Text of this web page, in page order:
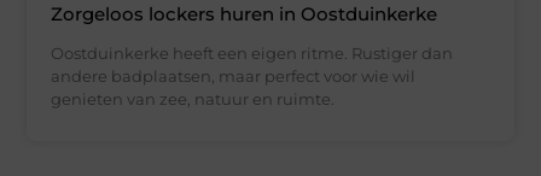
Zorgeloos lockers huren in Oostduinkerke
Oostduinkerke heeft een eigen ritme. Rustiger dan
andere badplaatsen, maar perfect voor wie wil
genieten van zee, natuur en ruimte.